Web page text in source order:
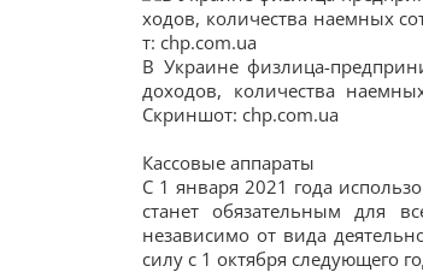
В Украине физлица-
доходов, количества
Скриншот: chp.com.ua
Кассовые аппараты
С 1 января 2021 года
станет обязательным для
независимо от вида
силу с 1 октября следующего